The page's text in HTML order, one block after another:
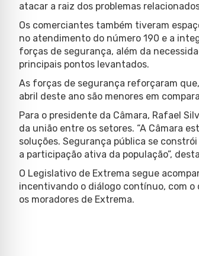
atacar a raiz dos problemas
Os comerciantes também tiveram
no atendimento do número 190 e a
forças de segurança, além da
principais pontos levantados.
As forças de segurança reforçaram
abril deste ano são menores em
Para o presidente da Câmara, Rafael
da união entre os setores. “A Câmara
soluções. Segurança pública se
a participação ativa da população”,
O Legislativo de Extrema segue
incentivando o diálogo contínuo, com
os moradores de Extrema.